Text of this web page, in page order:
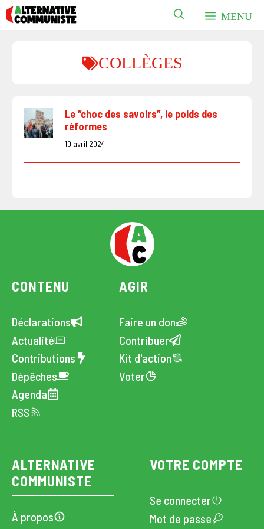
Aller
au
MENU
COLLÈGES
Le “choc des savoirs”, le poids des
réformes
10 avril 2024
CONTENU
Déclarations
Actualité
Contributions
Dépêches
Agenda
RSS
AGIR
Faire un don
Contribuer
Kit d'action
Voter
ALTERNATIVE
COMMUNISTE
À propos
VOTRE COMPTE
Se connecter
Mot de passe